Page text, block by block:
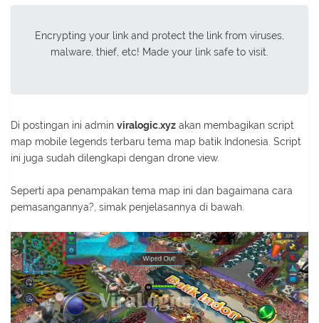
Encrypting your link and protect the link from viruses,
malware, thief, etc! Made your link safe to visit.
Di postingan ini admin viralogic.xyz akan membagikan script
map mobile legends terbaru tema map batik Indonesia. Script
ini juga sudah dilengkapi dengan drone view.
Seperti apa penampakan tema map ini dan bagaimana cara
pemasangannya?, simak penjelasannya di bawah.